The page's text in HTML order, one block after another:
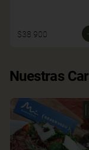
$38.900
Nuestras